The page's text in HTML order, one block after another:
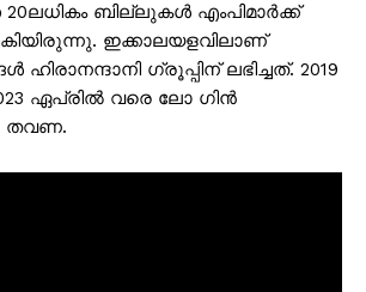
ബില്ലുകൾ എംപിമാർക്ക്
ഇക്കാലയളവിലാണ്
ഹിരാനന്ദാനി ഗ്രൂപ്പിന് ലഭിച്ചത്. 2019
ഏപ്രിൽ വരെ ലോ ഗിൻ
തവണ.